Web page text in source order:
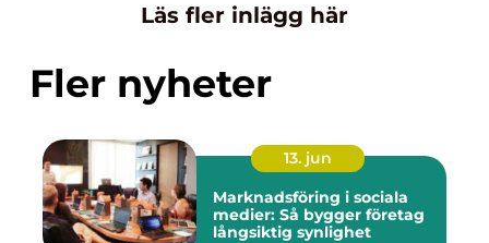
Läs fler inlägg här
Fler nyheter
13. jun
Marknadsföring i sociala
medier: Så bygger företag
långsiktig synlighet